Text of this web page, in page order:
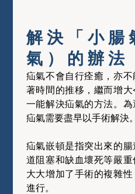
解決「小腸
氣）的辦法
疝氣不會自行痊癒，亦
著時間的推移，繼而增
一能解決疝氣的方法。為
疝氣需要盡早以手術解決。
疝氣嵌頓是指突出來的
道阻塞和缺血壞死等嚴
大大增加了手術的複雜
進行。